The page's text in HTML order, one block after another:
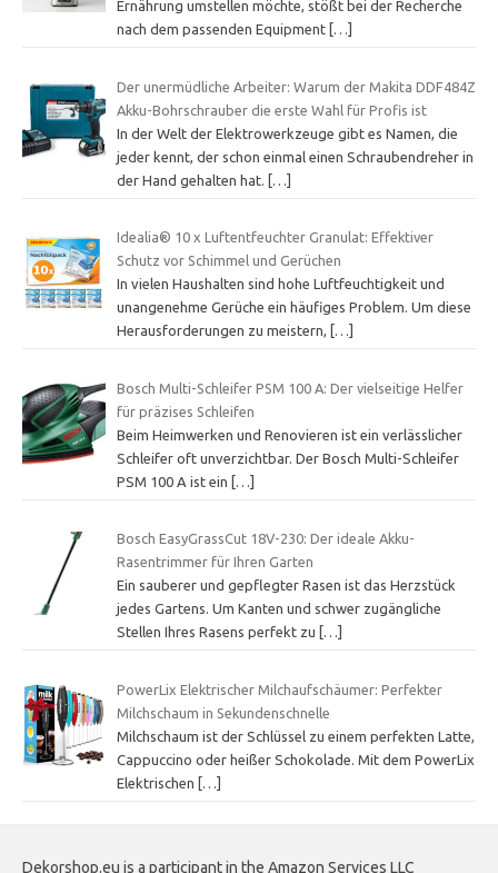
Ernährung umstellen möchte, stößt bei der Recherche
nach dem passenden Equipment […]
Der unermüdliche Arbeiter: Warum der Makita DDF484Z
Akku-Bohrschrauber die erste Wahl für Profis ist
In der Welt der Elektrowerkzeuge gibt es Namen, die
jeder kennt, der schon einmal einen Schraubendreher in
der Hand gehalten hat.
[…]
Idealia® 10 x Luftentfeuchter Granulat: Effektiver
Schutz vor Schimmel und Gerüchen
In vielen Haushalten sind hohe Luftfeuchtigkeit und
unangenehme Gerüche ein häufiges Problem. Um diese
Herausforderungen zu meistern,
[…]
Bosch Multi-Schleifer PSM 100 A: Der vielseitige Helfer
für präzises Schleifen
Beim Heimwerken und Renovieren ist ein verlässlicher
Schleifer oft unverzichtbar. Der Bosch Multi-Schleifer
PSM 100 A ist ein
[…]
Bosch EasyGrassCut 18V-230: Der ideale Akku-
Rasentrimmer für Ihren Garten
Ein sauberer und gepflegter Rasen ist das Herzstück
jedes Gartens. Um Kanten und schwer zugängliche
Stellen Ihres Rasens perfekt zu
[…]
PowerLix Elektrischer Milchaufschäumer: Perfekter
Milchschaum in Sekundenschnelle
Milchschaum ist der Schlüssel zu einem perfekten Latte,
Cappuccino oder heißer Schokolade. Mit dem PowerLix
Elektrischen
[…]
Dekorshop.eu is a participant in the Amazon Services LLC